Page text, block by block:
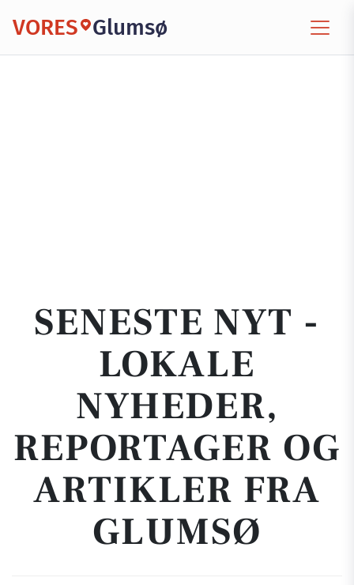
VORES Glumsø
SENESTE NYT -
LOKALE
NYHEDER,
REPORTAGER OG
ARTIKLER FRA
GLUMSØ